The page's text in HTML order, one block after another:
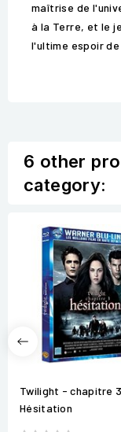
maîtrise de
à la Terre, et le
l'ultime espoir
6 other
category:
Twilight - chapitre
Hésitation